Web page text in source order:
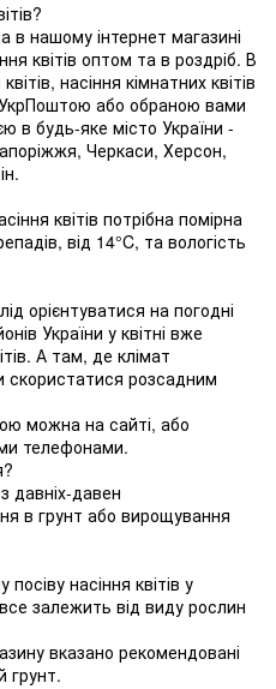
в нашому інтернет магазині
квітів оптом та в роздріб. В
насіння кімнатних квітів
або обраною вами
в будь-яке місто України -
Черкаси, Херсон,
квітів потрібна помірна
від 14°C, та вологість
орієнтуватися на погодні
України у квітні вже
А там, де клімат
розсадним
можна на сайті, або
телефонами.
давніх-давен
в грунт або вирощування
насіння квітів у
залежить від виду рослин
вказано рекомендовані
грунт.